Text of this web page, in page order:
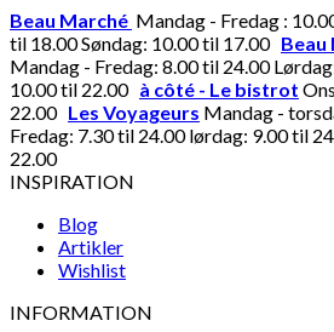
Beau Marché Mandag - Fredag :
til 18.00 Søndag: 10.00 til 17.00 Beau
Mandag - Fredag: 8.00 til 24.00
10.00 til 22.00 à côté - Le bistrot
22.00 Les Voyageurs Mandag -
Fredag: 7.30 til 24.00 lørdag: 9.00 til
22.00
INSPIRATION
Blog
Artikler
Wishlist
INFORMATION